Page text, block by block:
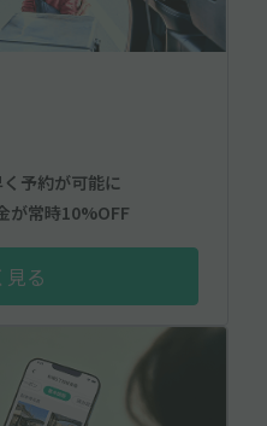
予約が可能に
が常時10%OFF
見る